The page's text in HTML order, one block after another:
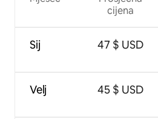
Sij
Velj
cijena
47 $ USD
45 $ USD